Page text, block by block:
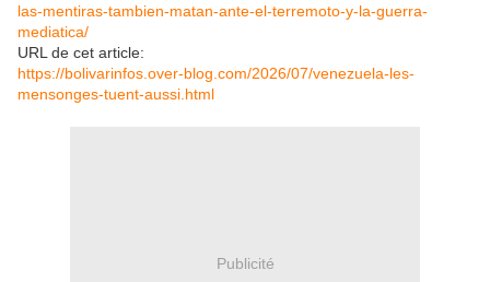
las-mentiras-tambien-matan-ante-el-terremoto-y-la-guerra-
mediatica/
URL de cet article:
https://bolivarinfos.over-blog.com/2026/07/venezuela-les-
mensonges-tuent-aussi.html
Publicité